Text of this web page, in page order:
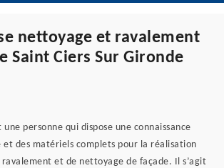
nettoyage et ravalement
Saint Ciers Sur Gironde
personne qui dispose une connaissance
et des matériels complets pour la réalisation
et de nettoyage de façade. Il s’agit